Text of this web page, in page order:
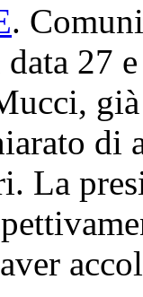
.
27
di
La